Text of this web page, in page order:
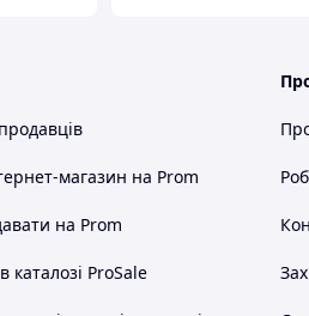
магазин на Prom
на Prom
каталозі ProSale